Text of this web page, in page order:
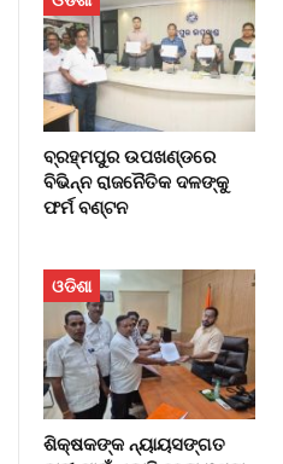
ବ୍ରହ୍ମପୁର ଉପଖଣ୍ଡରେ
ବିଭିନ୍ନ ରାଜନୈତିକ ଦଳଙ୍କୁ
ଫର୍ମ ବଣ୍ଟନ
ଓଡିଶା
ଶିକ୍ଷକଙ୍କ ନ୍ୟାୟସଙ୍ଗତ